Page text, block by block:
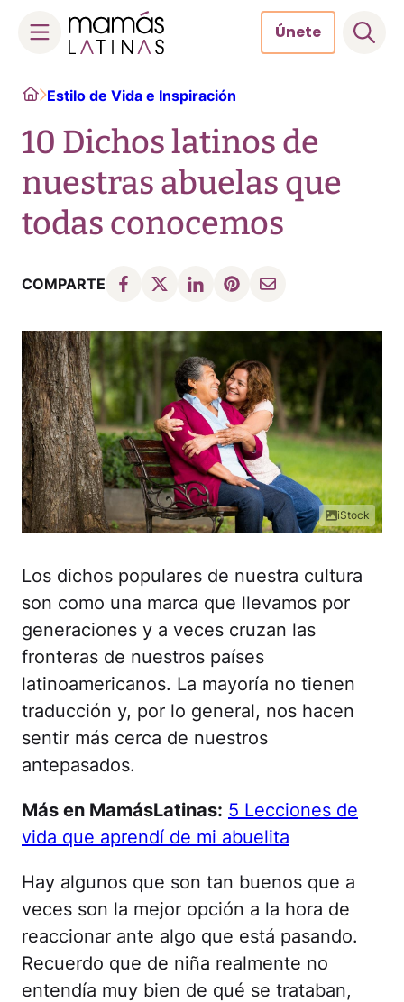
content
Únete
HomeEstilo de Vida e Inspiración
10 Dichos latinos de
nuestras abuelas que
todas conocemos
COMPARTE
iStock
Los dichos populares de nuestra cultura
son como una marca que llevamos por
generaciones y a veces cruzan las
fronteras de nuestros países
latinoamericanos. La mayoría no tienen
traducción y, por lo general, nos hacen
sentir más cerca de nuestros
antepasados.
Más en MamásLatinas: 5 Lecciones de
vida que aprendí de mi abuelita
Hay algunos que son tan buenos que a
veces son la mejor opción a la hora de
reaccionar ante algo que está pasando.
Recuerdo que de niña realmente no
entendía muy bien de qué se trataban,